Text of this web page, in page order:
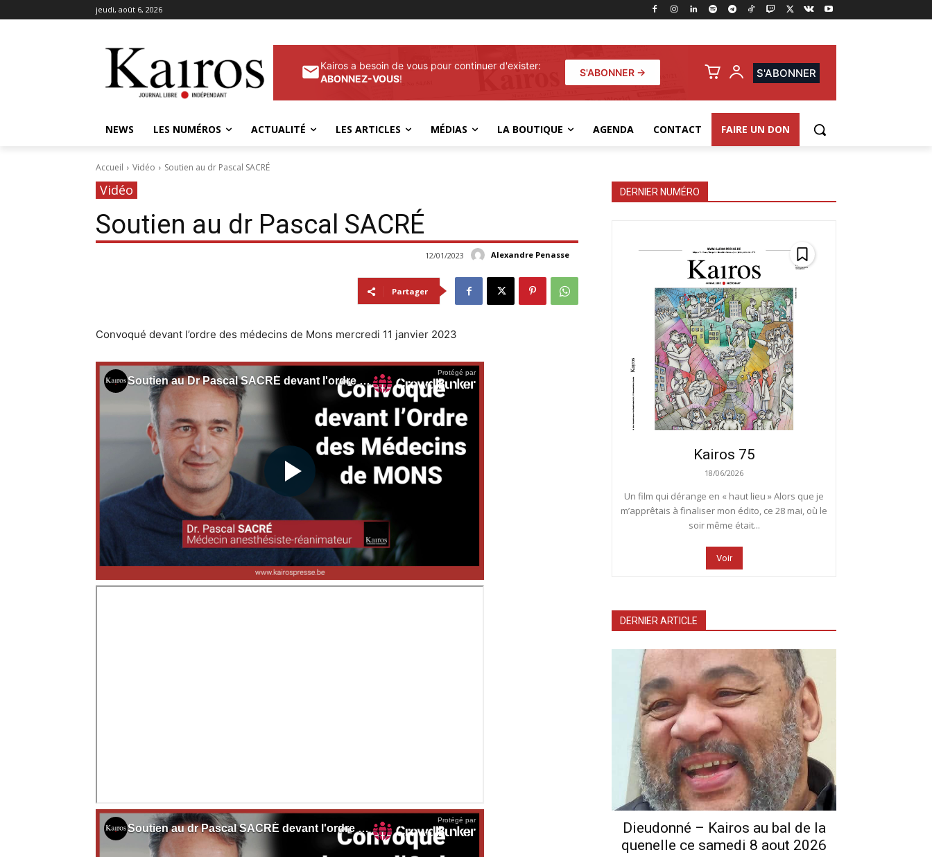
jeudi, août 6, 2026
Kairos a besoin de vous pour continuer d'exister:
ABONNEZ-VOUS!
S'ABONNER → S'ABONNER
NEWS LES NUMÉROS ACTUALITÉ LES ARTICLES MÉDIAS LA BOUTIQUE AGENDA CONTACT FAIRE UN DON
Accueil Vidéo Soutien au dr Pascal SACRÉ
Vidéo
Soutien au dr Pascal SACRÉ
Alexandre Penasse
12/01/2023
Partager
Convoqué devant l’ordre des médecins de Mons mercredi 11 janvier 2023
DERNIER NUMÉRO
Kairos 75
18/06/2026
Un film qui dérange en « haut lieu » Alors que je
m’apprêtais à finaliser mon édito, ce 28 mai, où le
soir même était...
Voir
DERNIER ARTICLE
Dieudonné – Kairos au bal de la
quenelle ce samedi 8 aout 2026